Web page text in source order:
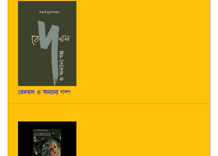
বেদখল ও অন্যান্য গল্প